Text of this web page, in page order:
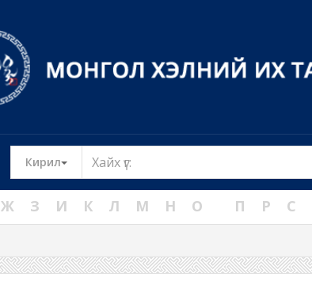
Кирил Toggle Dropdown
Ж З И К Л М Н О П Р С